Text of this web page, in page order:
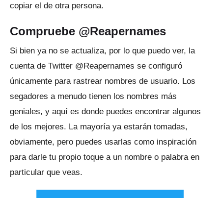
copiar el de otra persona.
Compruebe @Reapernames
Si bien ya no se actualiza, por lo que puedo ver, la
cuenta de Twitter @Reapernames se configuró
únicamente para rastrear nombres de usuario. Los
segadores a menudo tienen los nombres más
geniales, y aquí es donde puedes encontrar algunos
de los mejores. La mayoría ya estarán tomadas,
obviamente, pero puedes usarlas como inspiración
para darle tu propio toque a un nombre o palabra en
particular que veas.